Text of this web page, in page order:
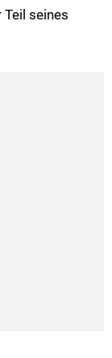
seines